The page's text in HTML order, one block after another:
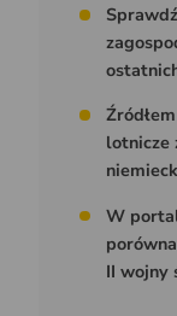
lotnicze
W
II wojny